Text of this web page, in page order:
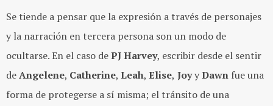
Se tiende a pensar que la expresión a través de personajes
y la narración en tercera persona son un modo de
ocultarse. En el caso dePJ Harvey, escribir desde el sentir
deAngelene, Catherine, Leah, Elise, JoyyDawn fue una
forma de protegerse a sí misma; el tránsito de una